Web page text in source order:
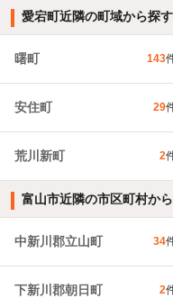
愛宕町近隣の町域から探す
曙町 143
安住町 29
荒川新町 2
富山市近隣の市区町村か
中新川郡立山町 34
下新川郡朝日町 2